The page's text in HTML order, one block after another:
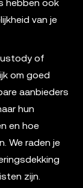
hebben ook
van je
of
om goed
aanbieders
hun
en hoe
We raden je
zijn.